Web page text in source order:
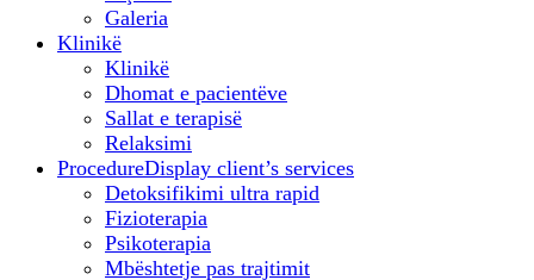
Galeria
Klinikë
Klinikë
Dhomat e pacientëve
Sallat e terapisë
Relaksimi
ProcedureDisplay client’s services
Detoksifikimi ultra rapid
Fizioterapia
Psikoterapia
Mbështetje pas trajtimit